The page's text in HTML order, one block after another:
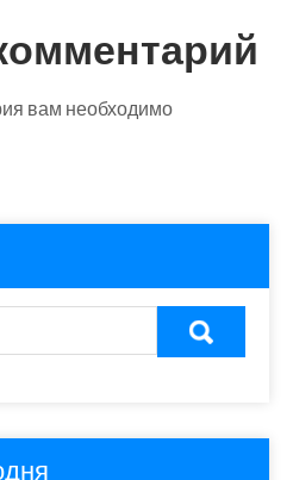
вам необходимо